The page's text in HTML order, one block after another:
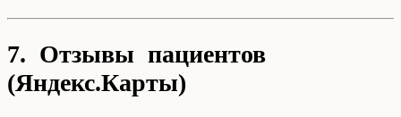
7. Отзывы пациентов
(Яндекс.Карты)